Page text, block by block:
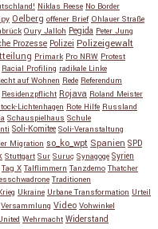
Niklas Reese No Border
Oelberg offener Brief Ohlauer Straße
Oury Jalloh Pegida Peter Jung
Prozesse Polizei Polizeigewalt
Primark Pro NRW Protest
Racial Profiling radikale Linke
auf Wohnen Rede Referendum
Residenzpflicht Rojava Roland Meister
Lichtenhagen Rote Hilfe Russland
Schauspielhaus Schule
Soli-Komitee Soli-Veranstaltung
Migration so_ko_wpt Spanien SPD
Stuttgart Sur Suruç Synagoge Syrien
Tag X Talflimmern Tanzdemo Thatcher
Traditionen
Ukraine Urbane Transformation Urteil
Versammlung Video Vohwinkel
Wehrmacht Widerstand